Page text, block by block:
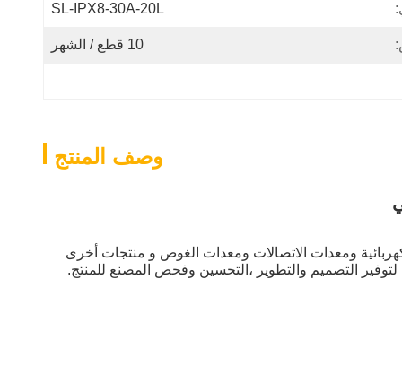
SL-IPX8-30A-20L
10 قطع / الشهر
وصف المنتج
منتجات أخرى
التصميم والتطوير ، التحسين وفحص المصنع للمنتج.